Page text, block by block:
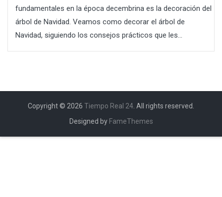
fundamentales en la época decembrina es la decoración del
árbol de Navidad. Veamos como decorar el árbol de
Navidad, siguiendo los consejos prácticos que les...
Copyright © 2026 Tiempo Real 24 . All rights reserved.
Designed by FameThemes